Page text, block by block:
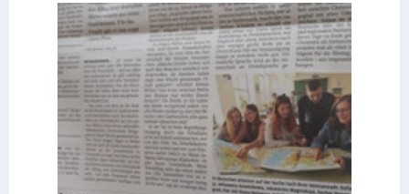
18.09.2018
Немецкие газеты о нас